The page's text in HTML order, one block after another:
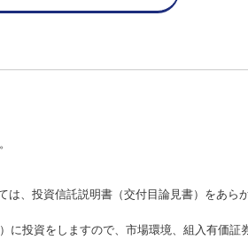
、投資信託説明書（交付目論見書）をあら
投資をしますので、市場環境、組入有価